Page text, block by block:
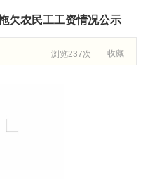
欠农民工工资情况公示
收藏
浏览237次